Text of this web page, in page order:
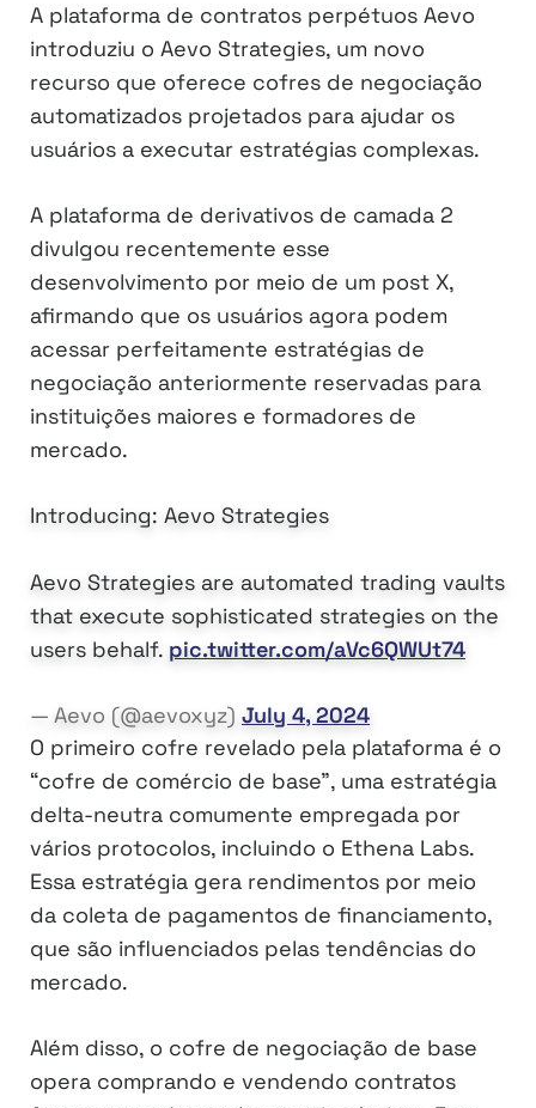
A plataforma de contratos perpétuos Aevo
introduziu o Aevo Strategies, um novo
recurso que oferece cofres de negociação
automatizados projetados para ajudar os
usuários a executar estratégias complexas.
A plataforma de derivativos de camada 2
divulgou recentemente esse
desenvolvimento por meio de um post X,
afirmando que os usuários agora podem
acessar perfeitamente estratégias de
negociação anteriormente reservadas para
instituições maiores e formadores de
mercado.
Introducing: Aevo Strategies
Aevo Strategies are automated trading vaults
that execute sophisticated strategies on the
users behalf. pic.twitter.com/aVc6QWUt74
— Aevo (@aevoxyz) July 4, 2024
O primeiro cofre revelado pela plataforma é o
“cofre de comércio de base”, uma estratégia
delta-neutra comumente empregada por
vários protocolos, incluindo o Ethena Labs.
Essa estratégia gera rendimentos por meio
da coleta de pagamentos de financiamento,
que são influenciados pelas tendências do
mercado.
Além disso, o cofre de negociação de base
opera comprando e vendendo contratos